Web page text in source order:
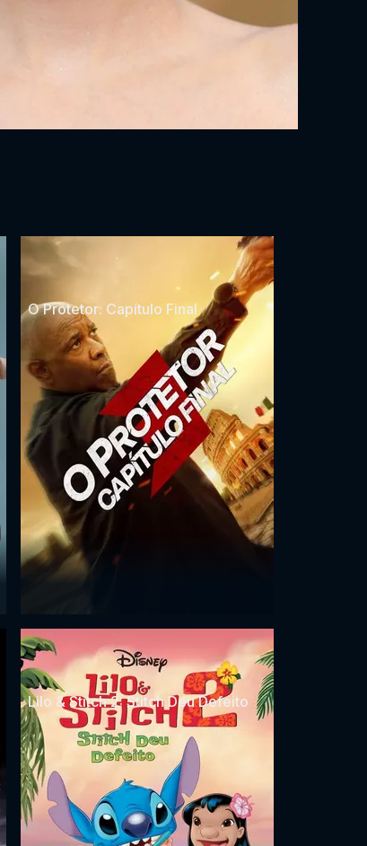
O Protetor: Capítulo Final
Lilo & Stitch 2: Stitch Deu Defeito